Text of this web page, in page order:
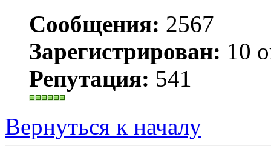
Сообщения: 2567
Зарегистрирован: 10
Репутация: 541
Вернуться к началу